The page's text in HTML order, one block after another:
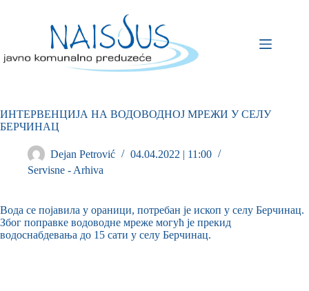
ИНТЕРВЕНЦИЈА НА ВОДОВОДНОЈ МРЕЖИ У СЕЛУ
БЕРЧИНАЦ
Dejan Petrović
04.04.2022 | 11:00
Servisne - Arhiva
Вода се појавила у ораници, потребан је ископ у селу Берчинац.
Због поправке водоводне мреже могућ је прекид
водоснабдевања до 15 сати у селу Берчинац.